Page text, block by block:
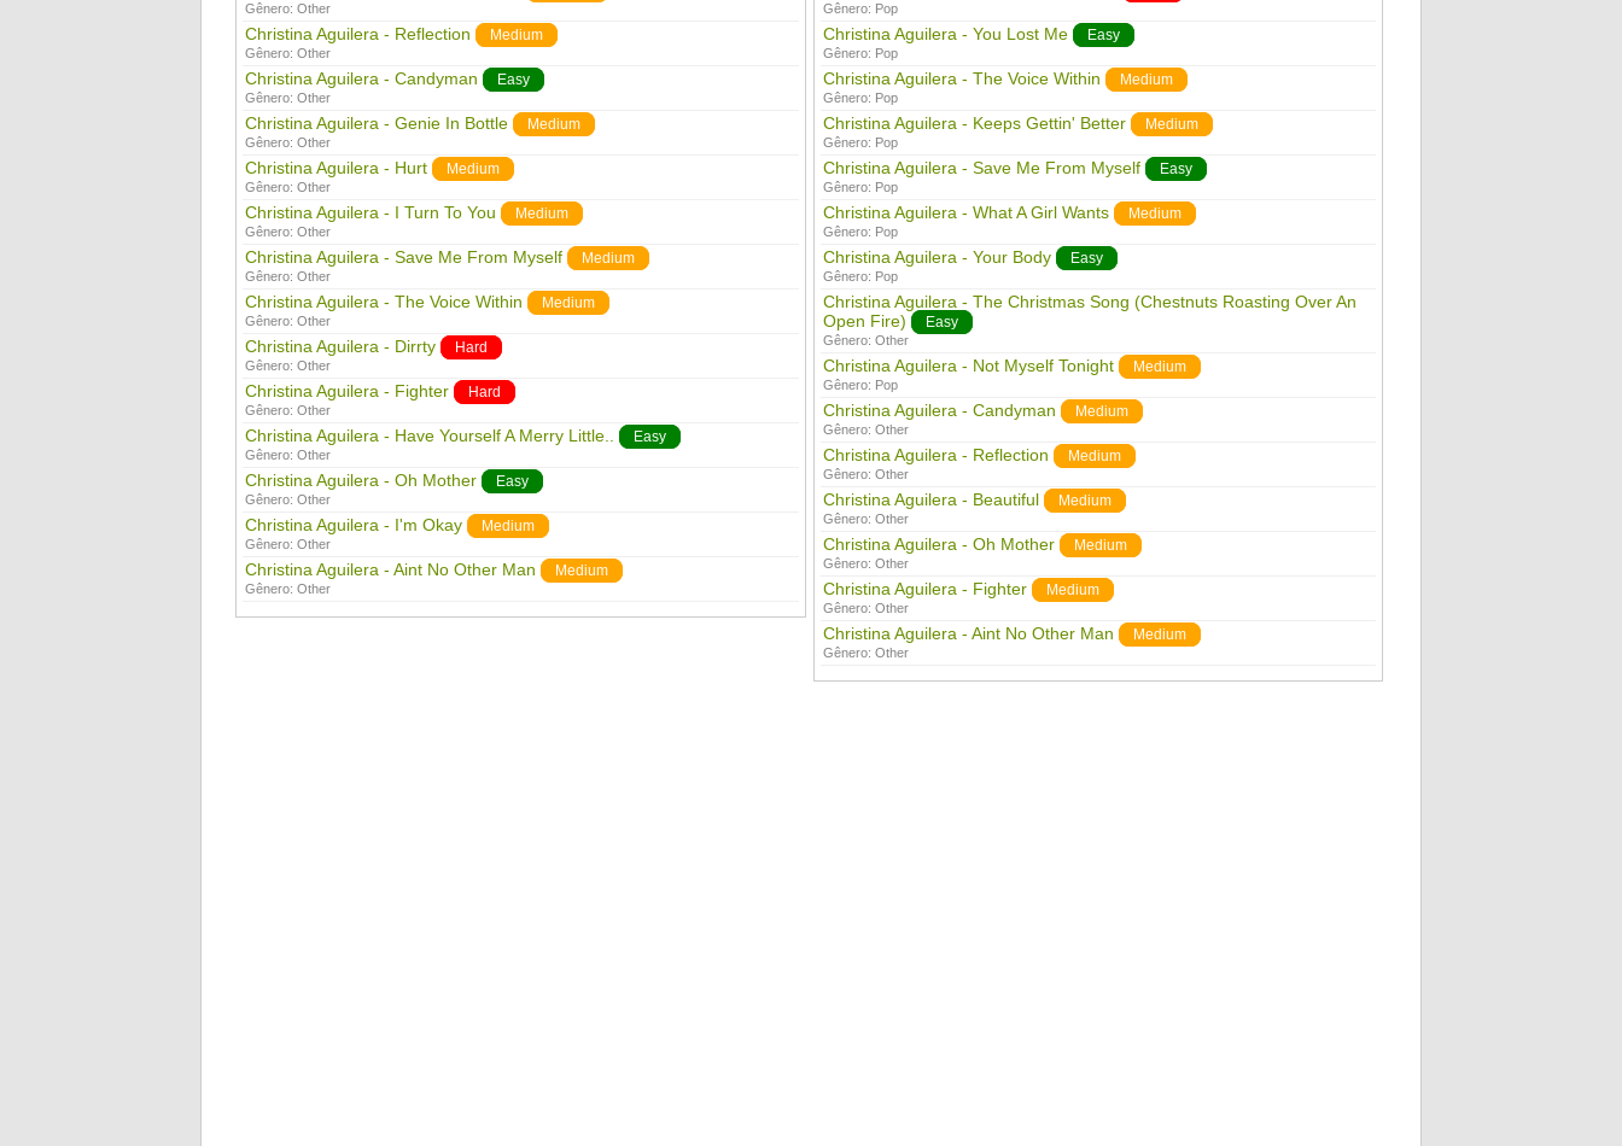
Gênero: Other
Christina Aguilera - Reflection Medium
Gênero: Other
Christina Aguilera - Candyman Easy
Gênero: Other
Christina Aguilera - Genie In Bottle Medium
Gênero: Other
Christina Aguilera - Hurt Medium
Gênero: Other
Christina Aguilera - I Turn To You Medium
Gênero: Other
Christina Aguilera - Save Me From Myself Medium
Gênero: Other
Christina Aguilera - The Voice Within Medium
Gênero: Other
Christina Aguilera - Dirrty Hard
Gênero: Other
Christina Aguilera - Fighter Hard
Gênero: Other
Christina Aguilera - Have Yourself A Merry Little.. Easy
Gênero: Other
Christina Aguilera - Oh Mother Easy
Gênero: Other
Christina Aguilera - I'm Okay Medium
Gênero: Other
Christina Aguilera - Aint No Other Man Medium
Gênero: Other
Gênero: Pop
Christina Aguilera - You Lost Me Easy
Gênero: Pop
Christina Aguilera - The Voice Within Medium
Gênero: Pop
Christina Aguilera - Keeps Gettin' Better Medium
Gênero: Pop
Christina Aguilera - Save Me From Myself Easy
Gênero: Pop
Christina Aguilera - What A Girl Wants Medium
Gênero: Pop
Christina Aguilera - Your Body Easy
Gênero: Pop
Christina Aguilera - The Christmas Song (Chestnuts Roasting Over An
Open Fire)
Easy
Gênero: Other
Christina Aguilera - Not Myself Tonight Medium
Gênero: Pop
Christina Aguilera - Candyman Medium
Gênero: Other
Christina Aguilera - Reflection Medium
Gênero: Other
Christina Aguilera - Beautiful Medium
Gênero: Other
Christina Aguilera - Oh Mother Medium
Gênero: Other
Christina Aguilera - Fighter Medium
Gênero: Other
Christina Aguilera - Aint No Other Man Medium
Gênero: Other